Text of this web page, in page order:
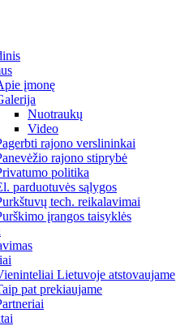
įmonę
Nuotraukų
Video
rajono verslininkai
rajono stiprybė
politika
parduotuvės sąlygos
tech. reikalavimai
įrangos taisyklės
Lietuvoje atstovaujame
pat prekiaujame